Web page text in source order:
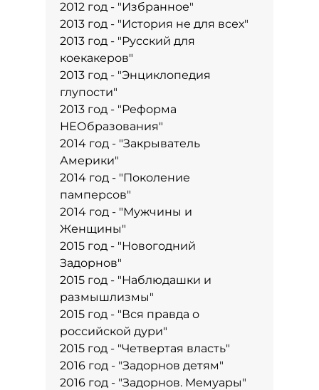
2012 год - "Избранное"
2013 год - "История не для всех"
2013 год - "Русский для
коекакеров"
2013 год - "Энциклопедия
глупости"
2013 год - "Реформа
НЕОбразования"
2014 год - "Закрыватель
Америки"
2014 год - "Поколение
памперсов"
2014 год - "Мужчины и
Женщины"
2015 год - "Новогодний
Задорнов"
2015 год - "Наблюдашки и
размышлизмы"
2015 год - "Вся правда о
российской дури"
2015 год - "Четвертая власть"
2016 год - "Задорнов детям"
2016 год - "Задорнов. Мемуары"